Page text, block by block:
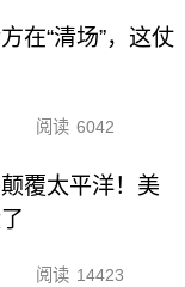
在“清场”，这仗
阅读 6042
覆太平洋！美
阅读 14423